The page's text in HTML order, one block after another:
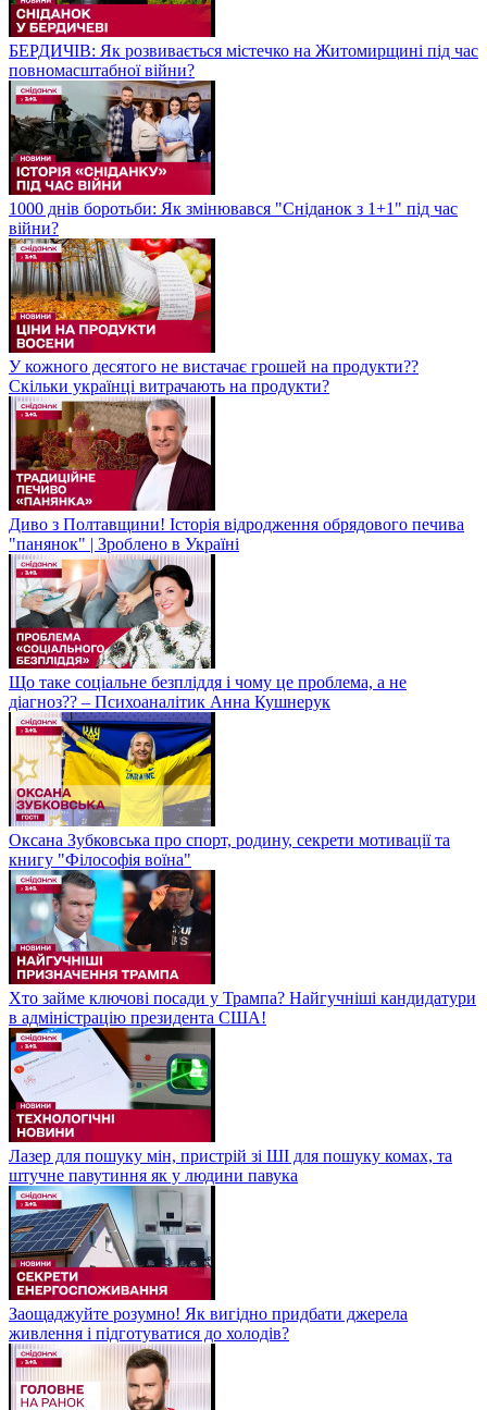
БЕРДИЧІВ: Як розвивається містечко на Житомирщині під час
повномасштабної війни?
1000 днів боротьби: Як змінювався "Сніданок з 1+1" під час
війни?
У кожного десятого не вистачає грошей на продукти??
Скільки українці витрачають на продукти?
Диво з Полтавщини! Історія відродження обрядового печива
"панянок" | Зроблено в Україні
Що таке соціальне безпліддя і чому це проблема, а не
діагноз?? – Психоаналітик Анна Кушнерук
Оксана Зубковська про спорт, родину, секрети мотивації та
книгу "Філософія воїна"
Хто займе ключові посади у Трампа? Найгучніші кандидатури
в адміністрацію президента США!
Лазер для пошуку мін, пристрій зі ШІ для пошуку комах, та
штучне павутиння як у людини павука
Заощаджуйте розумно! Як вигідно придбати джерела
живлення і підготуватися до холодів?